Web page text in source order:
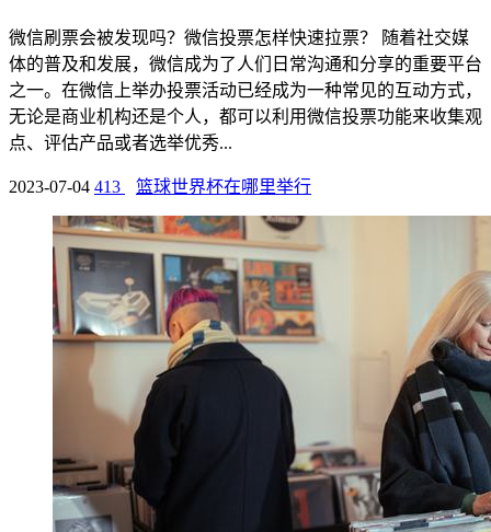
微信刷票会被发现吗？微信投票怎样快速拉票？ 随着社交媒
体的普及和发展，微信成为了人们日常沟通和分享的重要平台
之一。在微信上举办投票活动已经成为一种常见的互动方式，
无论是商业机构还是个人，都可以利用微信投票功能来收集观
点、评估产品或者选举优秀...
2023-07-04 413 篮球世界杯在哪里举行